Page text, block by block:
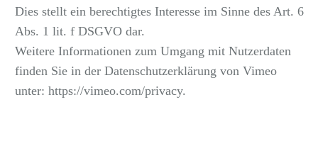
Dies stellt ein berechtigtes Interesse im Sinne des Art. 6
Abs. 1 lit. f DSGVO dar.
Weitere Informationen zum Umgang mit Nutzerdaten
finden Sie in der Datenschutzerklärung von Vimeo
unter: https://vimeo.com/privacy.